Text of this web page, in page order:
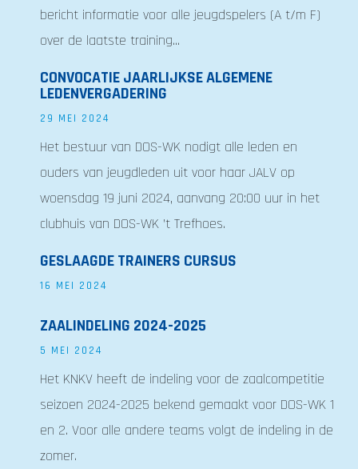
bericht informatie voor alle jeugdspelers (A t/m F)
over de laatste training...
CONVOCATIE JAARLIJKSE ALGEMENE
LEDENVERGADERING
29 MEI 2024
Het bestuur van DOS-WK nodigt alle leden en
ouders van jeugdleden uit voor haar JALV op
woensdag 19 juni 2024, aanvang 20:00 uur in het
clubhuis van DOS-WK ’t Trefhoes.
GESLAAGDE TRAINERS CURSUS
16 MEI 2024
ZAALINDELING 2024-2025
5 MEI 2024
Het KNKV heeft de indeling voor de zaalcompetitie
seizoen 2024-2025 bekend gemaakt voor DOS-WK 1
en 2. Voor alle andere teams volgt de indeling in de
zomer.